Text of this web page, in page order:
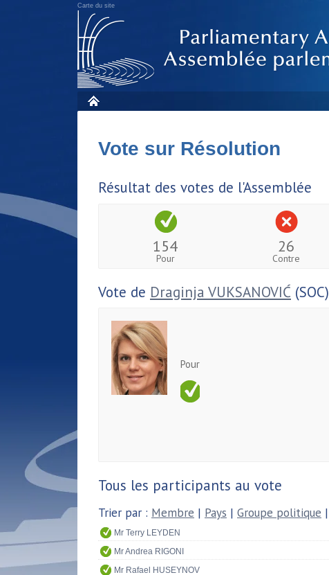
Carte du site
Vote sur Résolution
Résultat des votes de l'Assemblée
154
Pour
26
Contre
Vote de Draginja VUKSANOVIĆ (SOC)
Pour
Tous les participants au vote
Trier par : Membre | Pays | Groupe politique |
Mr Terry LEYDEN
Mr Andrea RIGONI
Mr Rafael HUSEYNOV